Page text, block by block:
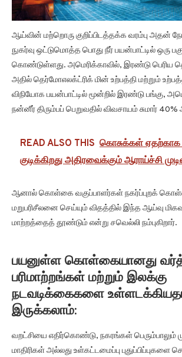
ஆய்வின் மற்றொரு குறிப்பிடத்தக்க வரம்பு அதன்
நுகர்வு ஒட்டுமொத்த பொது நீர் பயன்பாட்டில் ஒரு
கொண்டுள்ளது. அமெரிக்காவில், இரண்டு பெரிய
அதில் தெர்மோஎலக்ட்ரிக் மின் உற்பத்தி மற்றும்
விநியோக பயன்பாட்டில் மூன்றில் இரண்டு பங்கு,
நன்னீர் திரும்பப் பெறுவதில் விவசாயம் சுமார் 40%
READ ALSO THIS கொசுக்கள் ஏதற்காக
குடிக்கிறது அதிரவைக்கும் ஆராய்ச்சி
ஆனால் கொள்கை வகுப்பாளர்கள் நகர்ப்புறக்
மறுபரிசீலனை செய்யும் விதத்தில் இந்த ஆய்வு
மாற்றத்தைத் தூண்டும் என்று சவெல்லி நம்புகிறார்.
பயனுள்ள கொள்கையானது
பரிமாற்றங்கள் மற்றும் இலக்கு
நடவடிக்கைகளை
இருக்கலாம்:
வறட்சியை எதிர்கொண்டு, நகரங்கள் பெரும்பாலும்
மாதிரிகள் அல்லது உள்கட்டமைப்பு புதுப்பிப்புகளை